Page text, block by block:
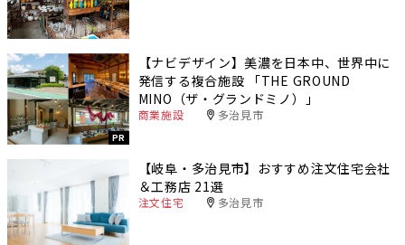
PR
【ナビデザイン】美濃を日本中、世界中に
発信する複合施設 「THE GROUND
MINO（ザ・グランドミノ）」
商業施設 多治見市
【岐阜・多治見市】おすすめ注文住宅会社
＆工務店 21選
注文住宅 多治見市